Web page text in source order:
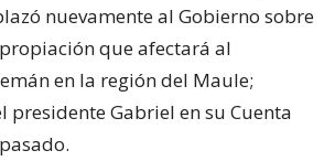
nuevamente al Gobierno sobre
que afectará al
en la región del Maule;
presidente Gabriel en su Cuenta